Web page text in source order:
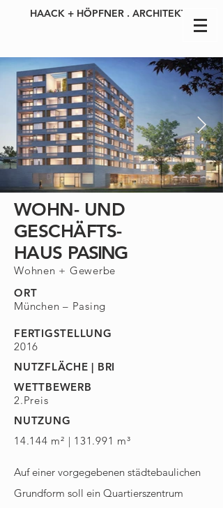
HAACK + HÖPFNER . ARCHITEKTEN
WOHN- UND
GESCHÄFTS-
HAUS PASING
Wohnen + Gewerbe
ORT
München – Pasing
FERTIGSTELLUNG
2016
NUTZFLÄCHE | BRI
WETTBEWERB
2.Preis
NUTZUNG
14.144 m² | 131.991 m³
Auf einer vorgegebenen städtebaulichen
Grundform soll ein Quartierszentrum